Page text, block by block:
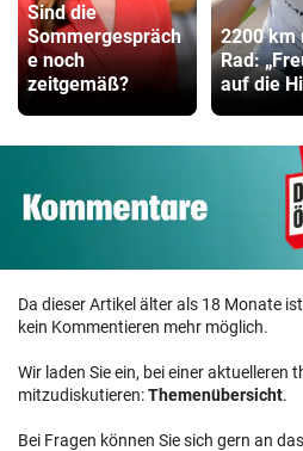
Sind die
Sommergespräch
e noch
zeitgemäß?
2200 km
Rad:
auf die
Da dieser Artikel älter als 18 Monate
kein Kommentieren mehr möglich.
Wir laden Sie ein, bei einer aktuelleren
mitzudiskutieren:Themenübersicht.
Bei Fragen können Sie sich gern an